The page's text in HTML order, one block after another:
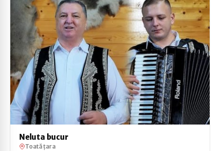
Neluta bucur
Toată țara